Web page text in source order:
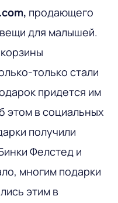
продающего
для малышей.
только стали
придется им
этом в социальных
получили
Фелстед и
многим подарки
этим в